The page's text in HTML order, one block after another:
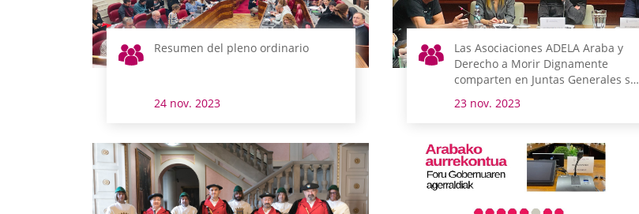
Resumen del pleno ordinario
24 nov. 2023
Las Asociaciones ADELA Araba y
Derecho a Morir Dignamente
comparten en Juntas Generales sus
23 nov. 2023